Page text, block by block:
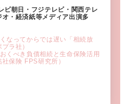
ビ朝日・フジテレビ・関西テレ
・経済紙等メディア出演多
くなってからでは遅い「相続放
ラ社）
おくべき負債相続と生命保険活用
保険 FPS研究所）